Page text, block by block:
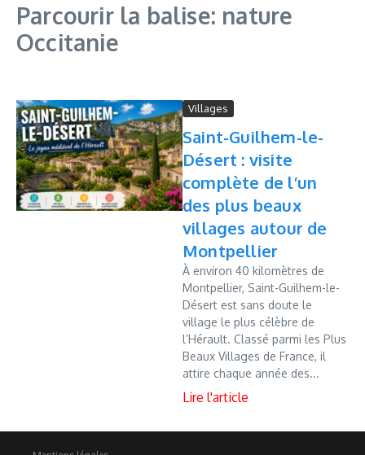
Parcourir la balise: nature
Occitanie
Villages
Saint-Guilhem-le-
Désert : visite
complète de l’un
des plus beaux
villages autour de
Montpellier
À environ 40 kilomètres de
Montpellier, Saint-Guilhem-le-
Désert est sans doute le
village le plus célèbre de
l’Hérault. Classé parmi les Plus
Beaux Villages de France, il
attire chaque année des...